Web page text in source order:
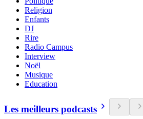
Religion
Enfants
DJ
Rire
Radio Campus
Interview
Noël
Musique
Education
Les meilleurs podcasts